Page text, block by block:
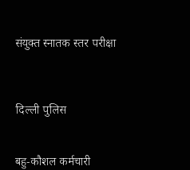
संयुक्त स्नातक स्तर परीक्षा
दिल्ली पुलिस
बहु-कौशल कर्मचारी